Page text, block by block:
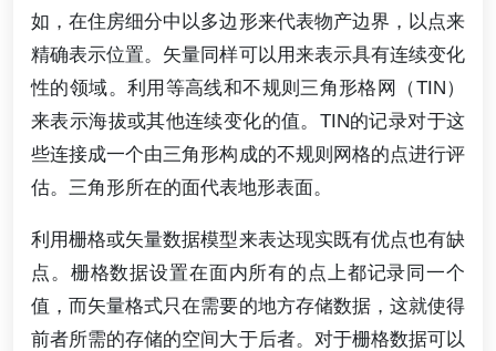
如，在住房细分中以多边形来代表物产边界，以点来
精确表示位置。矢量同样可以用来表示具有连续变化
性的领域。利用等高线和不规则三角形格网（TIN）
来表示海拔或其他连续变化的值。TIN的记录对于这
些连接成一个由三角形构成的不规则网格的点进行评
估。三角形所在的面代表地形表面。
利用栅格或矢量数据模型来表达现实既有优点也有缺
点。栅格数据设置在面内所有的点上都记录同一个
值，而矢量格式只在需要的地方存储数据，这就使得
前者所需的存储的空间大于后者。对于栅格数据可以